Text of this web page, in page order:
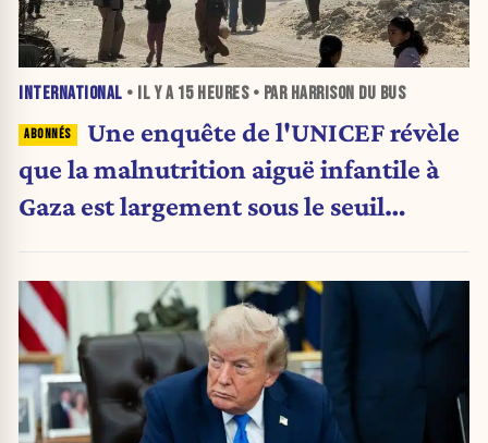
INTERNATIONAL • IL Y A 15 HEURES• PAR HARRISON DU BUS
Une enquête de l'UNICEF révèle
que la malnutrition aiguë infantile à
Gaza est largement sous le seuil